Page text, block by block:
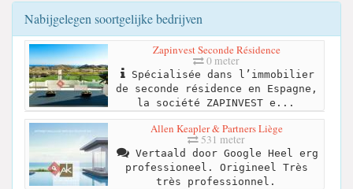
Nabijgelegen soortgelijke bedrijven
Zapinvest Seconde Résidence
0 meter
Spécialisée dans l’immobilier
de seconde résidence en Espagne,
la société ZAPINVEST e...
Allen Keapler & Partners Liège
531 meter
Vertaald door Google Heel erg
professioneel. Origineel Très
très professionnel.